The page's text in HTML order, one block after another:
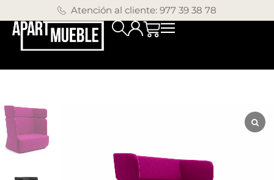
Atención al cliente: 977 39 38 78